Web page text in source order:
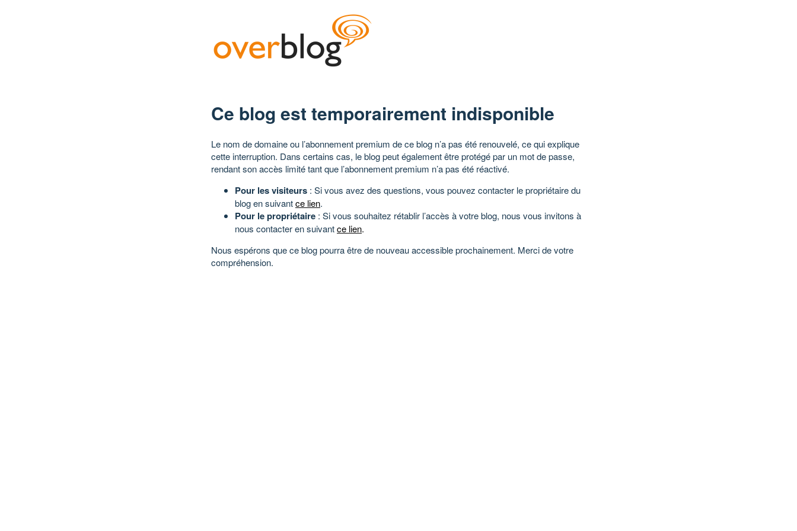
Ce blog est temporairement indisponible
Le nom de domaine ou l’abonnement premium de ce blog n’a pas été renouvelé, ce qui explique
cette interruption. Dans certains cas, le blog peut également être protégé par un mot de passe,
rendant son accès limité tant que l’abonnement premium n’a pas été réactivé.
Pour les visiteurs : Si vous avez des questions, vous pouvez contacter le propriétaire du
blog en suivantce lien.
Pour le propriétaire : Si vous souhaitez rétablir l’accès à votre blog, nous vous invitons à
nous contacter en suivantce lien.
Nous espérons que ce blog pourra être de nouveau accessible prochainement. Merci de votre
compréhension.